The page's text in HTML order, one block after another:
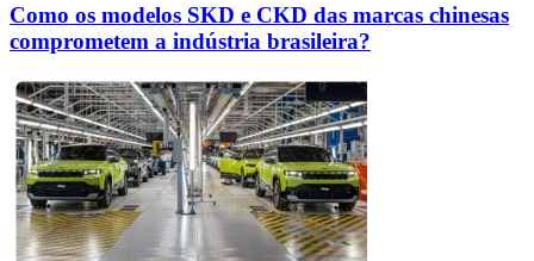
Como os modelos SKD e CKD das marcas chinesas
comprometem a indústria brasileira?